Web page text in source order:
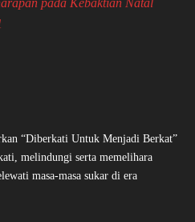
“Diberkati Untuk Menjadi Berkat”
melindungi serta memelihara
masa-masa sukar di era